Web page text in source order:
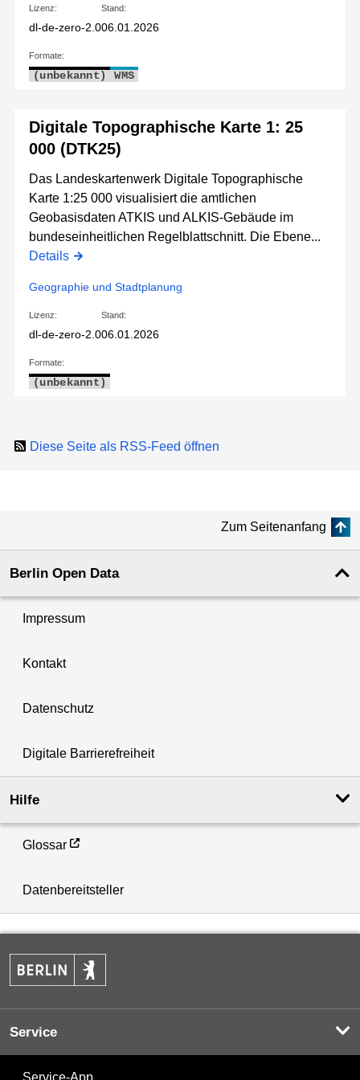
Lizenz:
dl-de-zero-2.0
Stand:
06.01.2026
Formate:
(unbekannt) WMS
Digitale Topographische Karte 1: 25
000 (DTK25)
Das Landeskartenwerk Digitale Topographische
Karte 1:25 000 visualisiert die amtlichen
Geobasisdaten ATKIS und ALKIS-Gebäude im
bundeseinheitlichen Regelblattschnitt. Die Ebene...
Details
Geographie und Stadtplanung
Lizenz:
dl-de-zero-2.0
Stand:
06.01.2026
Formate:
(unbekannt)
Diese Seite als RSS-Feed öffnen
Zum Seitenanfang
Berlin Open Data
Impressum
Kontakt
Datenschutz
Digitale Barrierefreiheit
Hilfe
Glossar
Datenbereitsteller
Service
Service-App